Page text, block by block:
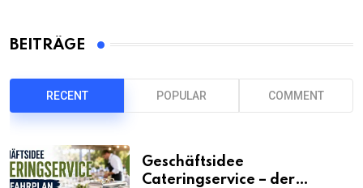
BEITRÄGE
RECENT POPULAR COMMENT
Geschäftsidee
Cateringservice – der